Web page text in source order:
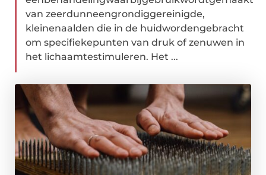
van zeerdunneengrondiggereinigde,
kleinenaalden die in de huidwordengebracht
om specifiekepunten van druk of zenuwen in
het lichaamtestimuleren. Het ...